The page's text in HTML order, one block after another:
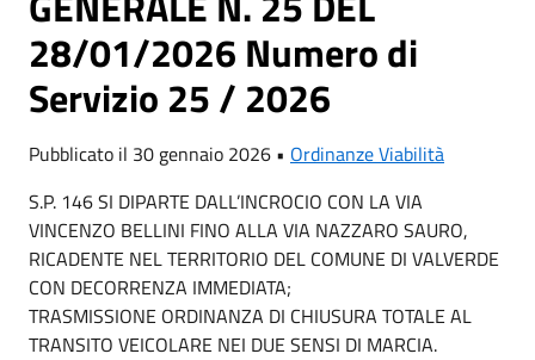
28/01/2026 Numero di
Servizio 25 / 2026
Pubblicato il 30 gennaio 2026 • Ordinanze Viabilità
S.P. 146 SI DIPARTE DALL’INCROCIO CON LA VIA
VINCENZO BELLINI FINO ALLA VIA NAZZARO SAURO,
RICADENTE NEL TERRITORIO DEL COMUNE DI VALVERDE
CON DECORRENZA IMMEDIATA;
TRASMISSIONE ORDINANZA DI CHIUSURA TOTALE AL
TRANSITO VEICOLARE NEI DUE SENSI DI MARCIA.